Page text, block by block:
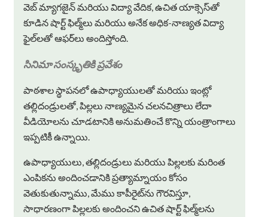
వెబ్ మ్యాగజైన్ మరియు విద్యా వేదిక, ఉచిత యాక్సెస్‌తో
కూడిన షార్ట్ ఫిల్మ్‌లు మరియు అనేక అధిక-నాణ్యత విద్యా
ఫైల్‌లతో ఆఫర్‌లు అందిస్తోంది.
సినిమా సంస్కృతికి ప్రవేశం
పాఠశాల స్థాపనలో ఉపాధ్యాయులతో మరియు ఇంట్లో
తల్లిదండ్రులతో, పిల్లలు నాణ్యమైన చలనచిత్రాలు లేదా
వీడియోలను చూడటానికి అనుమతించే కొన్ని యంత్రాంగాలు
ఇప్పటికీ ఉన్నాయి.
ఉపాధ్యాయులు, తల్లిదండ్రులు మరియు పిల్లలకు మరింత
ఎంపికను అందించడానికి ప్రత్యామ్నాయం కోసం
వెతుకుతున్నాము, మేము కాపీరైట్‌ను గౌరవిస్తూ,
సాధారణంగా పిల్లలకు అందించని ఉచిత షార్ట్ ఫిల్మ్‌లను